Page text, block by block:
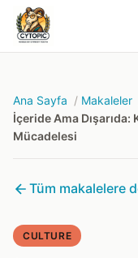
Ana Sayfa
Makaleler
İçeride Ama
Mücadelesi
Tüm makalelere
CULTURE